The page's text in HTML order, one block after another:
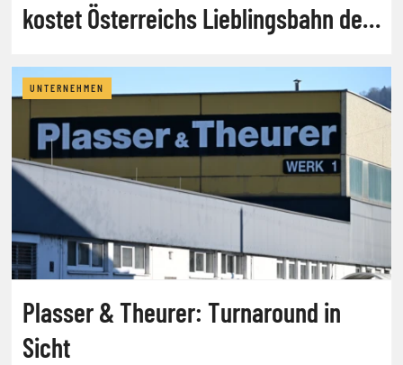
kostet Österreichs Lieblingsbahn den
UNTERNEHMEN
Plasser & Theurer: Turnaround in
Sicht